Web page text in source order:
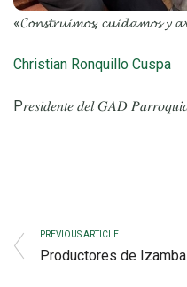
«𝓒𝓸𝓷𝓼𝓽𝓻𝓾𝓲𝓶𝓸𝓼, 𝓬𝓾𝓲𝓭𝓪𝓶𝓸𝓼 𝔂
Christian Ronquillo Cuspa
P𝑟𝑒𝑠𝑖𝑑𝑒𝑛𝑡𝑒 𝑑𝑒𝑙 𝐺𝐴𝐷
PREVIOUS ARTICLE
Productores de